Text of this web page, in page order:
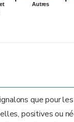
Autres
que pour
positives ou